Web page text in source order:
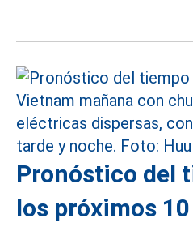
Pronóstico del
los próximos